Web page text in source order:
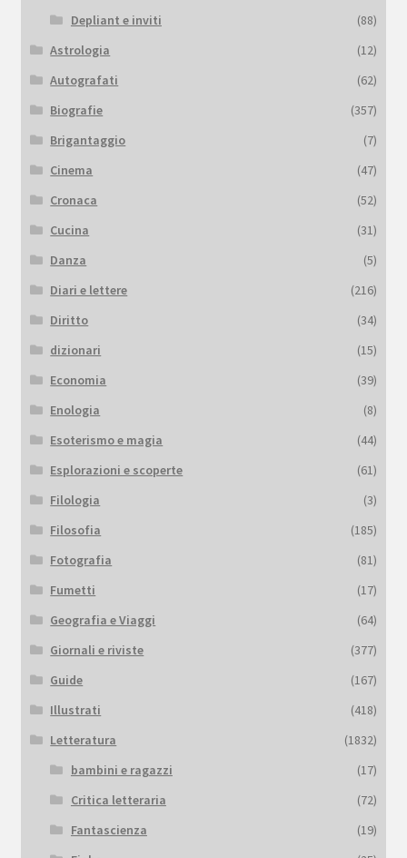
Depliant e inviti
(88)
Astrologia
(12)
Autografati
(62)
Biografie
(357)
Brigantaggio
(7)
Cinema
(47)
Cronaca
(52)
Cucina
(31)
Danza
(5)
Diari e lettere
(216)
Diritto
(34)
dizionari
(15)
Economia
(39)
Enologia
(8)
Esoterismo e magia
(44)
Esplorazioni e scoperte
(61)
Filologia
(3)
Filosofia
(185)
Fotografia
(81)
Fumetti
(17)
Geografia e Viaggi
(64)
Giornali e riviste
(377)
Guide
(167)
Illustrati
(418)
Letteratura
(1832)
bambini e ragazzi
(17)
Critica letteraria
(72)
Fantascienza
(19)